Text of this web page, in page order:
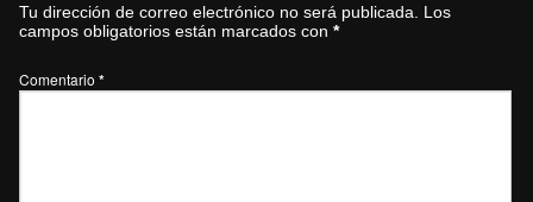
Tu dirección de correo electrónico no será publicada.
Los
campos obligatorios están marcados con *
Comentario *